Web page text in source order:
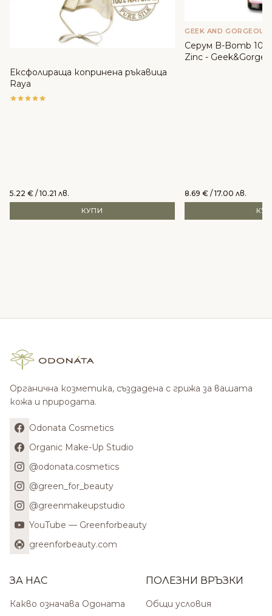
Ексфолираща копринена ръкавица
Raya
5.22 € / 10.21 лв.
КУПИ
GEEK AND GORGEOUS
Серум B-Bomb
Zinc -
8.69 € / 17.00 лв.
Органична козметика, създадена с грижа за вашата
кожа и природата.
Odonata Cosmetics
Organic Make-Up Studio
@odonata.cosmetics
@green_for_beauty
@greenmakeupstudio
YouTube — Greenforbeauty
greenforbeauty.com
ЗА НАС
Какво означава Одоната
ПОЛЕЗНИ ВРЪЗКИ
Общи условия